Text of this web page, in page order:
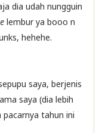
dia udah nungguin
lembur ya booo n
hehehe.
saya, berjenis
saya (dia lebih
tahun ini